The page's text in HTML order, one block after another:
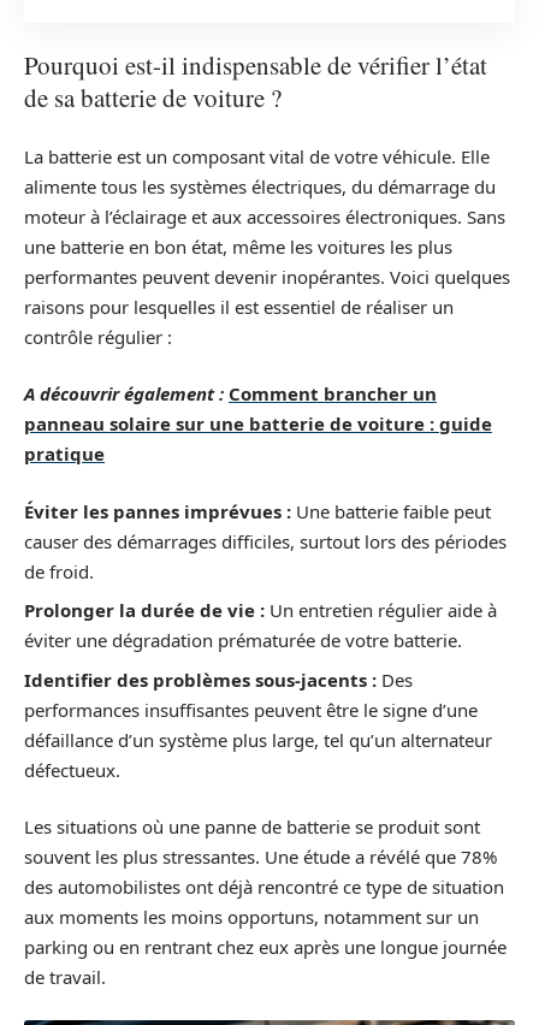
Pourquoi est-il indispensable de vérifier l’état
de sa batterie de voiture ?
La batterie est un composant vital de votre véhicule. Elle
alimente tous les systèmes électriques, du démarrage du
moteur à l’éclairage et aux accessoires électroniques. Sans
une batterie en bon état, même les voitures les plus
performantes peuvent devenir inopérantes. Voici quelques
raisons pour lesquelles il est essentiel de réaliser un
contrôle régulier :
A découvrir également : Comment brancher un
panneau solaire sur une batterie de voiture : guide
pratique
Éviter les pannes imprévues : Une batterie faible peut
causer des démarrages difficiles, surtout lors des périodes
de froid.
Prolonger la durée de vie : Un entretien régulier aide à
éviter une dégradation prématurée de votre batterie.
Identifier des problèmes sous-jacents : Des
performances insuffisantes peuvent être le signe d’une
défaillance d’un système plus large, tel qu’un alternateur
défectueux.
Les situations où une panne de batterie se produit sont
souvent les plus stressantes. Une étude a révélé que 78%
des automobilistes ont déjà rencontré ce type de situation
aux moments les moins opportuns, notamment sur un
parking ou en rentrant chez eux après une longue journée
de travail.